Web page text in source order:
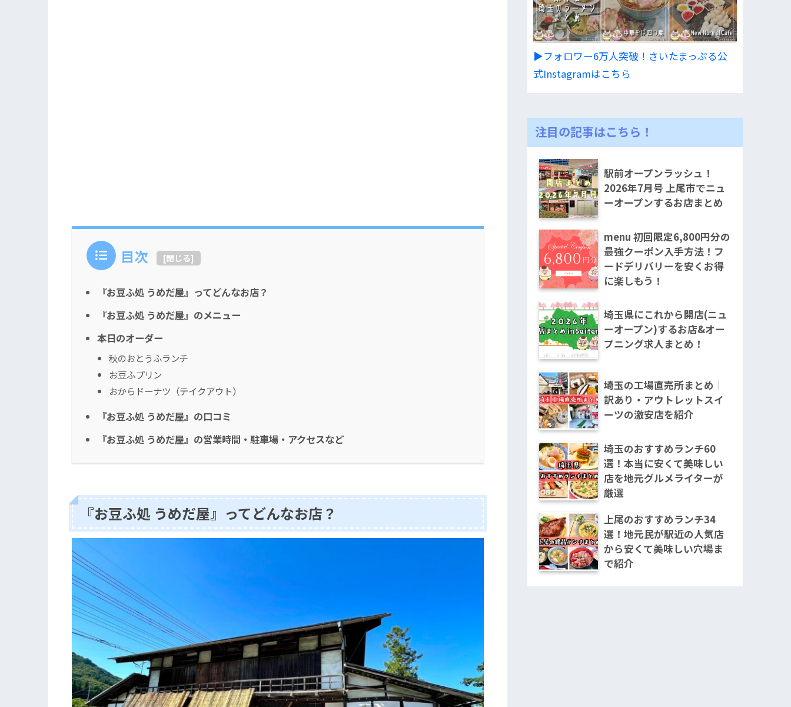
目次 [閉じる]
『お豆ふ処 うめだ屋』ってどんなお店？
『お豆ふ処 うめだ屋』のメニュー
本日のオーダー
秋のおとうふランチ
お豆ふプリン
おからドーナツ（テイクアウト）
『お豆ふ処 うめだ屋』の口コミ
『お豆ふ処 うめだ屋』の営業時間・駐車場・アクセスなど
『お豆ふ処 うめだ屋』ってどんなお店？
▶︎フォロワー6万人突破！さいたまっぷる公
式Instagramはこちら
注目の記事はこちら！
駅前オープンラッシュ！
2026年7月号 上尾市でニュ
ーオープンするお店まとめ
menu 初回限定6,800円分の
最強クーポン入手方法！フ
ードデリバリーを安くお得
に楽しもう！
埼玉県にこれから開店(ニュ
ーオープン)するお店&オー
プニング求人まとめ！
埼玉の工場直売所まとめ｜
訳あり・アウトレットスイ
ーツの激安店を紹介
埼玉のおすすめランチ60
選！本当に安くて美味しい
店を地元グルメライターが
厳選
上尾のおすすめランチ34
選！地元民が駅近の人気店
から安くて美味しい穴場ま
で紹介